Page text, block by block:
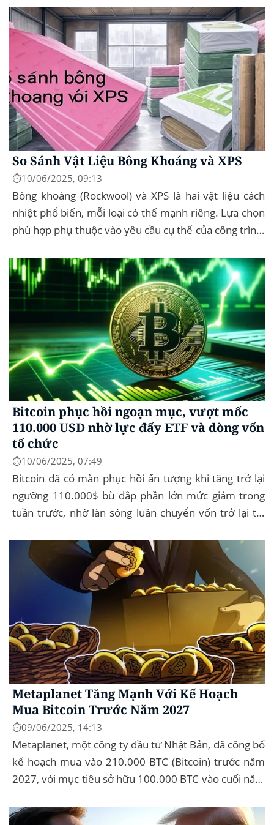
So Sánh Vật Liệu Bông Khoáng và XPS
⏱️10/06/2025, 09:13
Bông khoáng (Rockwool) và XPS là hai vật liệu cách
nhiệt phổ biến, mỗi loại có thế mạnh riêng. Lựa chọn
phù hợp phụ thuộc vào yêu cầu cụ thể của công trình,
Bitcoin phục hồi ngoạn mục, vượt mốc
110.000 USD nhờ lực đẩy ETF và dòng vốn
tổ chức
⏱️10/06/2025, 07:49
Bitcoin đã có màn phục hồi ấn tượng khi tăng trở lại
ngưỡng 110.000$ bù đắp phần lớn mức giảm trong
tuần trước, nhờ làn sóng luân chuyển vốn trở lại thị
Metaplanet Tăng Mạnh Với Kế Hoạch
Mua Bitcoin Trước Năm 2027
⏱️09/06/2025, 14:13
Metaplanet, một công ty đầu tư Nhật Bản, đã công bố
kế hoạch mua vào 210.000 BTC (Bitcoin) trước năm
2027, với mục tiêu sở hữu 100.000 BTC vào cuối năm